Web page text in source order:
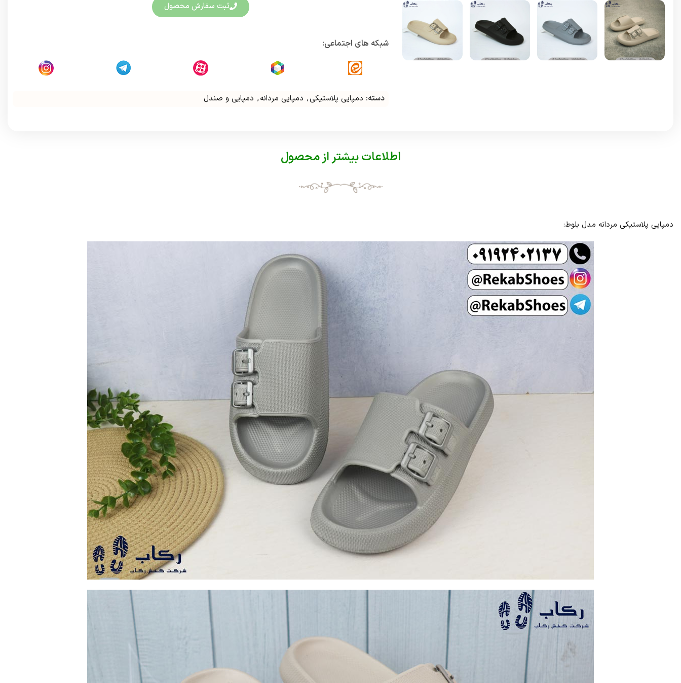
ثبت سفارش محصول
شبکه های اجتماعی:
دسته: دمپایی پلاستیکی, دمپایی مردانه, دمپایی و صندل
اطلاعات بیشتر از محصول
دمپایی پلاستیکی مردانه مدل بلوط: